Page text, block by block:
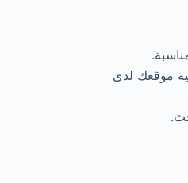
موقعك لدى